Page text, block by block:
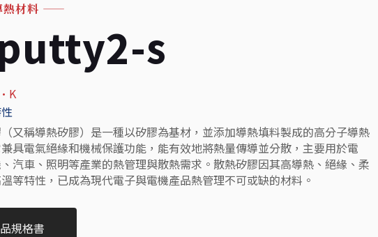
熱材料 ——
s
又稱導熱矽膠）是一種以矽膠為基材，並添加導熱填料製成的高分子導熱
具電氣絕緣和機械保護功能，能有效地將熱量傳導並分散，主要用於電
汽車、照明等產業的熱管理與散熱需求。散熱矽膠因其高導熱、絕緣、柔
等特性，已成為現代電子與電機產品熱管理不可或缺的材料。
規格書